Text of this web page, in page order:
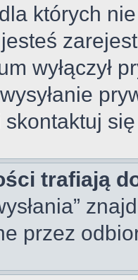
których
wyłączył
trafiają
przez